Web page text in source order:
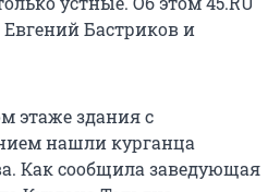
Бастриков и
этаже здания с
нашли курганца
Как сообщила заведующая